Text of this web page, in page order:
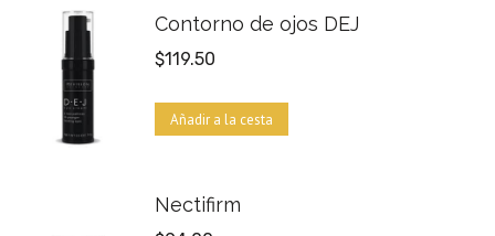
Contorno de ojos DEJ
$119.50
Añadir a la cesta
Nectifirm